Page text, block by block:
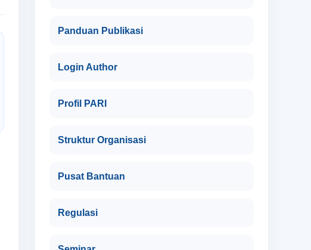
Panduan Publikasi
Login Author
Profil PARI
Struktur Organisasi
Pusat Bantuan
Regulasi